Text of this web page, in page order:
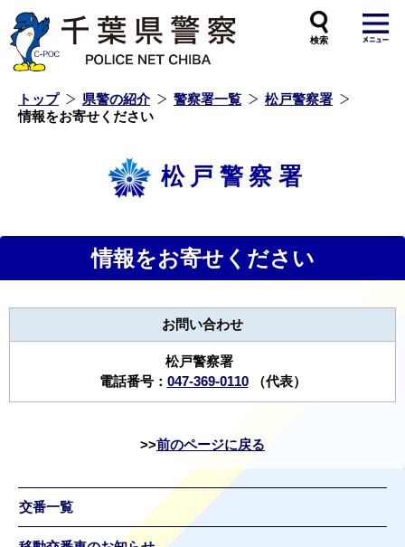
トップ 県警の紹介 警察署一覧
松戸警察署
情報をお寄せください
松戸警察署
情報をお寄せください
お問い合わせ
松戸警察署
電話番号： 047-369-0110（代表）
前のページに戻る
交番一覧